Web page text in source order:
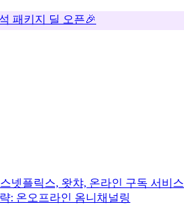
패키지 딜 오픈🎉
넷플릭스, 왓챠, 온라인 구독 서비스
: 온오프라인 옴니채널링